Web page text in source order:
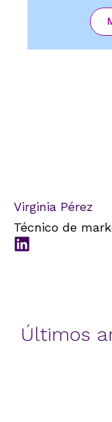
Virginia Pérez
Técnico de
Últimos